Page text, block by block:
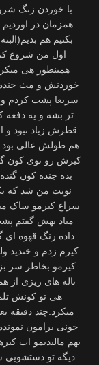
با خوردن زنگ
همزمان در
بکنیم هم
اول من شروع
همینطور هی
خوردنش و مث
سریعا پشت کردم
تر بشه و یه
قطرش زیاد نبود
هم طولش عالی
کیرش رو توی کون
بده جنده کون
نوبت من شد که
سراغ کیرمو ساک
میاد بهش گفتم
داده رنگ قهوه
کیرم زدم و خندید
کیرمو بخاطر سر
ناله های ریزی از
هی تو کونش
میکرد.چند دقیقه
جونی برامون
بهم مالیدیمو اب
دیگه تو